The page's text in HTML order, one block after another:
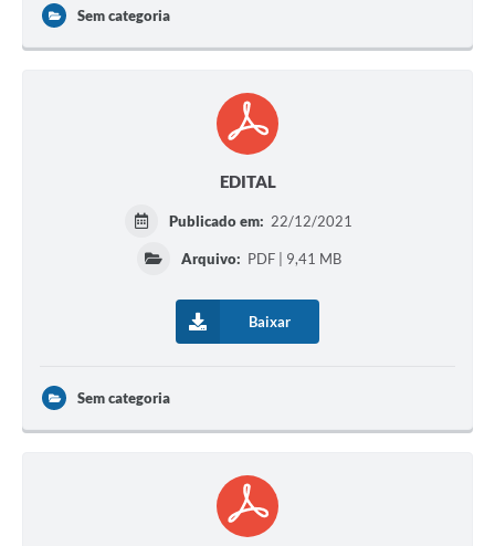
Sem categoria
EDITAL
Publicado em: 22/12/2021
Arquivo: PDF | 9,41 MB
Baixar
Sem categoria